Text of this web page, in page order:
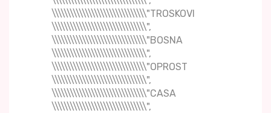
\\\\\\\\\\\\\\\\\\\\\\\\\\\\\\\"TROSKOVI
\\\\\\\\\\\\\\\\\\\\\\\\\\\\\\\",
\\\\\\\\\\\\\\\\\\\\\\\\\\\\\\\"BOSNA
\\\\\\\\\\\\\\\\\\\\\\\\\\\\\\\",
\\\\\\\\\\\\\\\\\\\\\\\\\\\\\\\"OPROST
\\\\\\\\\\\\\\\\\\\\\\\\\\\\\\\",
\\\\\\\\\\\\\\\\\\\\\\\\\\\\\\\"CASA
\\\\\\\\\\\\\\\\\\\\\\\\\\\\\\\",